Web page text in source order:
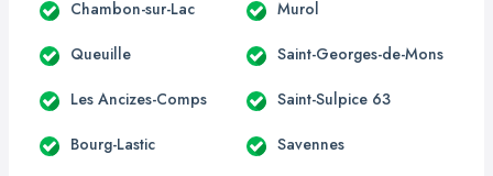
Chambon-sur-Lac Murol
Queuille Saint-Georges-de-Mons
Les Ancizes-Comps Saint-Sulpice 63
Bourg-Lastic Savennes